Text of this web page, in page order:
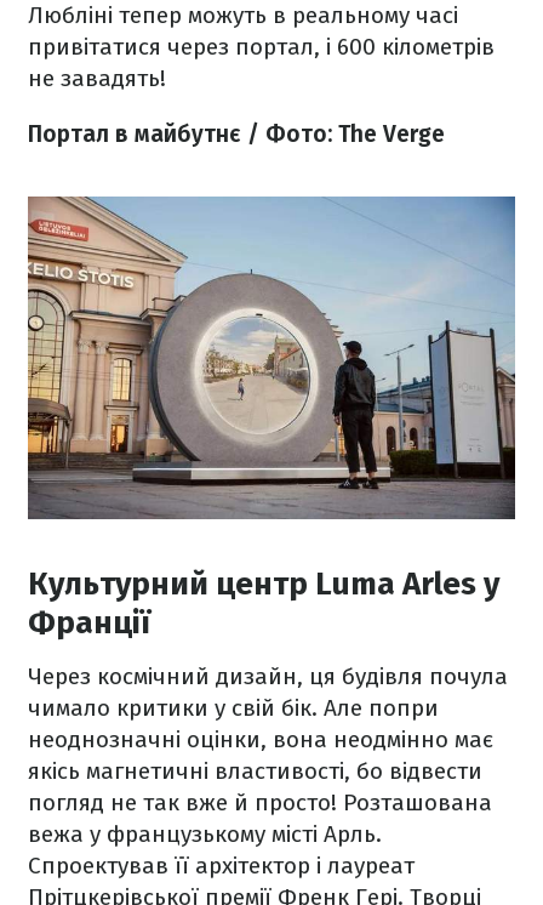
Любліні тепер можуть в реальному часі
привітатися через портал, і 600 кілометрів
не завадять!
Портал в майбутнє / Фото: The Verge
Культурний центр Luma Arles у
Франції
Через космічний дизайн, ця будівля почула
чимало критики у свій бік. Але попри
неоднозначні оцінки, вона неодмінно має
якісь магнетичні властивості, бо відвести
погляд не так вже й просто! Розташована
вежа у французькому місті Арль.
Спроектував її архітектор і лауреат
Прітцкерівської премії Френк Гері. Творці